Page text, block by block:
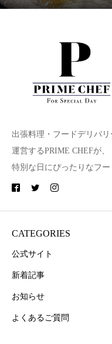
出張料理・フードデリバ
運営するPRIME CHEFが、
特別な日にぴったりなフ
CATEGORIES
公式サイト
新着記事
お知らせ
よくあるご質問